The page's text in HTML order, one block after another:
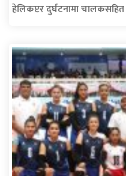
हेलिकप्टर दुर्घटनामा